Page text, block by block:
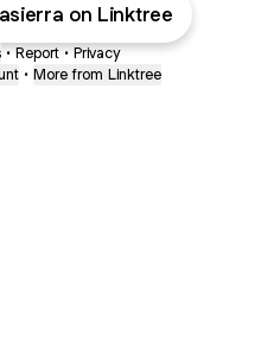
on Linktree
• Report • Privacy
• More from Linktree